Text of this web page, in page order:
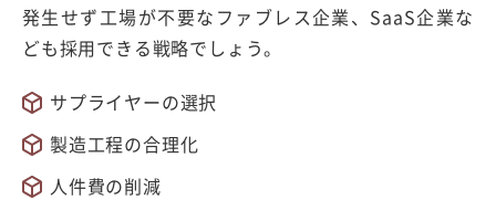
発生せず工場が不要なファブレス企業、SaaS企業な
ども採用できる戦略でしょう。
サプライヤーの選択
製造工程の合理化
人件費の削減